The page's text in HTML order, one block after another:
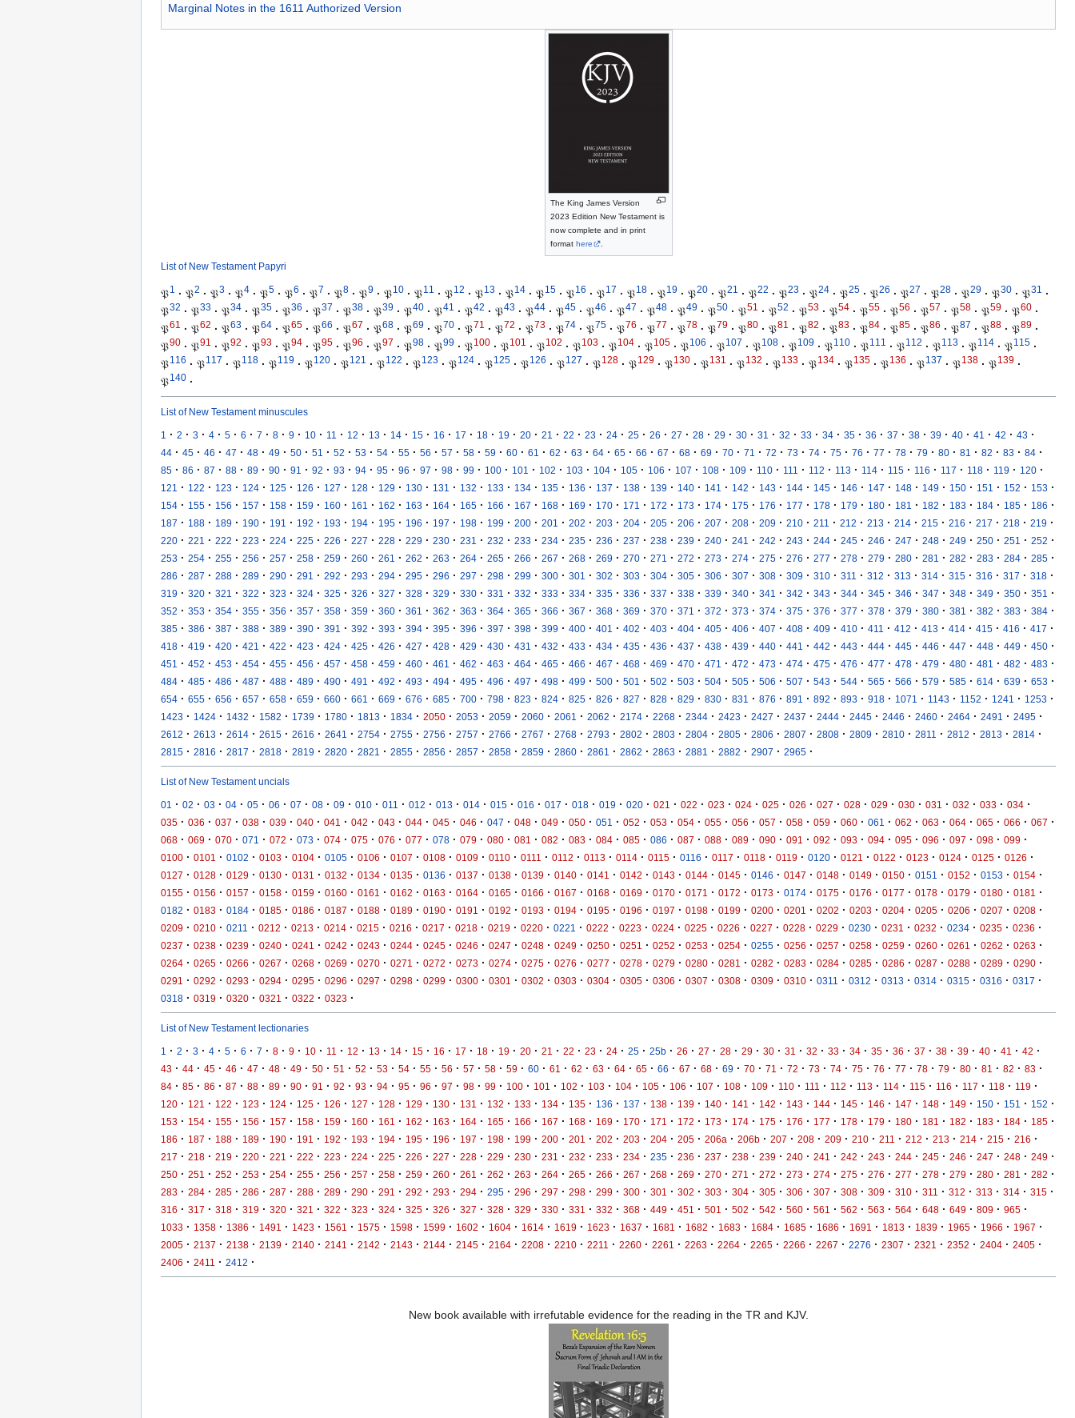
Marginal Notes in the 1611 Authorized Version
The King James Version
2023 Edition New Testament is
now complete and in print
format here .
List of New Testament Papyri
𝔓1 · 𝔓2 · 𝔓3 · 𝔓4 · 𝔓5 · 𝔓6 · 𝔓7 · 𝔓8 · 𝔓9 · 𝔓10 · 𝔓11 · 𝔓12 · 𝔓13 · 𝔓14 · 𝔓15 · 𝔓16 · 𝔓17 · 𝔓18 · 𝔓19 · 𝔓20 · 𝔓21 · 𝔓22 · 𝔓23 · 𝔓24 · 𝔓25 · 𝔓26 · 𝔓27 · 𝔓28 · 𝔓29 · 𝔓30 · 𝔓31
·
𝔓32 · 𝔓33 · 𝔓34 · 𝔓35 · 𝔓36 · 𝔓37 · 𝔓38 · 𝔓39 · 𝔓40 · 𝔓41 · 𝔓42 · 𝔓43 · 𝔓44 · 𝔓45 · 𝔓46 · 𝔓47 · 𝔓48 · 𝔓49 · 𝔓50 · 𝔓51 · 𝔓52 · 𝔓53 · 𝔓54 · 𝔓55 · 𝔓56 · 𝔓57 · 𝔓58 · 𝔓59 · 𝔓60 ·
𝔓61 · 𝔓62 · 𝔓63 · 𝔓64 · 𝔓65 · 𝔓66 · 𝔓67 · 𝔓68 · 𝔓69 · 𝔓70 · 𝔓71 · 𝔓72 · 𝔓73 · 𝔓74 · 𝔓75 · 𝔓76 · 𝔓77 · 𝔓78 · 𝔓79 · 𝔓80 · 𝔓81 · 𝔓82 · 𝔓83 · 𝔓84 · 𝔓85 · 𝔓86 · 𝔓87 · 𝔓88 · 𝔓89 ·
𝔓90 · 𝔓91 · 𝔓92 · 𝔓93 · 𝔓94 · 𝔓95 · 𝔓96 · 𝔓97 · 𝔓98 · 𝔓99 · 𝔓100 · 𝔓101 · 𝔓102 · 𝔓103 · 𝔓104 · 𝔓105 · 𝔓106 · 𝔓107 · 𝔓108 · 𝔓109 · 𝔓110 · 𝔓111 · 𝔓112 · 𝔓113 · 𝔓114 · 𝔓115 ·
𝔓116 · 𝔓117 · 𝔓118 · 𝔓119 · 𝔓120 · 𝔓121 · 𝔓122 · 𝔓123 · 𝔓124 · 𝔓125 · 𝔓126 · 𝔓127 · 𝔓128 · 𝔓129 · 𝔓130 · 𝔓131 · 𝔓132 · 𝔓133 · 𝔓134 · 𝔓135 · 𝔓136 · 𝔓137 · 𝔓138 · 𝔓139 ·
𝔓140 ·
List of New Testament minuscules
1 · 2 · 3 · 4 · 5 · 6 · 7 · 8 · 9 · 10 · 11 · 12 · 13 · 14 · 15 · 16 · 17 · 18 · 19 · 20 · 21 · 22 · 23 · 24 · 25 · 26 · 27 · 28 · 29 · 30 · 31 · 32 · 33 · 34 · 35 · 36 · 37 · 38 · 39 · 40 · 41 · 42 · 43 ·
44 · 45 · 46 · 47 · 48 · 49 · 50 · 51 · 52 · 53 · 54 · 55 · 56 · 57 · 58 · 59 · 60 · 61 · 62 · 63 · 64 · 65 · 66 · 67 · 68 · 69 · 70 · 71 · 72 · 73 · 74 · 75 · 76 · 77 · 78 · 79 · 80 · 81 · 82 · 83 · 84 ·
85 · 86 · 87 · 88 · 89 · 90 · 91 · 92 · 93 · 94 · 95 · 96 · 97 · 98 · 99 · 100 · 101 · 102 · 103 · 104 · 105 · 106 · 107 · 108 · 109 · 110 · 111 · 112 · 113 · 114 · 115 · 116 · 117 · 118 · 119 · 120 ·
121 · 122 · 123 · 124 · 125 · 126 · 127 · 128 · 129 · 130 · 131 · 132 · 133 · 134 · 135 · 136 · 137 · 138 · 139 · 140 · 141 · 142 · 143 · 144 · 145 · 146 · 147 · 148 · 149 · 150 · 151 · 152 · 153 ·
154 · 155 · 156 · 157 · 158 · 159 · 160 · 161 · 162 · 163 · 164 · 165 · 166 · 167 · 168 · 169 · 170 · 171 · 172 · 173 · 174 · 175 · 176 · 177 · 178 · 179 · 180 · 181 · 182 · 183 · 184 · 185 · 186 ·
187 · 188 · 189 · 190 · 191 · 192 · 193 · 194 · 195 · 196 · 197 · 198 · 199 · 200 · 201 · 202 · 203 · 204 · 205 · 206 · 207 · 208 · 209 · 210 · 211 · 212 · 213 · 214 · 215 · 216 · 217 · 218 · 219 ·
220 · 221 · 222 · 223 · 224 · 225 · 226 · 227 · 228 · 229 · 230 · 231 · 232 · 233 · 234 · 235 · 236 · 237 · 238 · 239 · 240 · 241 · 242 · 243 · 244 · 245 · 246 · 247 · 248 · 249 · 250 · 251 · 252 ·
253 · 254 · 255 · 256 · 257 · 258 · 259 · 260 · 261 · 262 · 263 · 264 · 265 · 266 · 267 · 268 · 269 · 270 · 271 · 272 · 273 · 274 · 275 · 276 · 277 · 278 · 279 · 280 · 281 · 282 · 283 · 284 · 285 ·
286 · 287 · 288 · 289 · 290 · 291 · 292 · 293 · 294 · 295 · 296 · 297 · 298 · 299 · 300 · 301 · 302 · 303 · 304 · 305 · 306 · 307 · 308 · 309 · 310 · 311 · 312 · 313 · 314 · 315 · 316 · 317 · 318 ·
319 · 320 · 321 · 322 · 323 · 324 · 325 · 326 · 327 · 328 · 329 · 330 · 331 · 332 · 333 · 334 · 335 · 336 · 337 · 338 · 339 · 340 · 341 · 342 · 343 · 344 · 345 · 346 · 347 · 348 · 349 · 350 · 351 ·
352 · 353 · 354 · 355 · 356 · 357 · 358 · 359 · 360 · 361 · 362 · 363 · 364 · 365 · 366 · 367 · 368 · 369 · 370 · 371 · 372 · 373 · 374 · 375 · 376 · 377 · 378 · 379 · 380 · 381 · 382 · 383 · 384 ·
385 · 386 · 387 · 388 · 389 · 390 · 391 · 392 · 393 · 394 · 395 · 396 · 397 · 398 · 399 · 400 · 401 · 402 · 403 · 404 · 405 · 406 · 407 · 408 · 409 · 410 · 411 · 412 · 413 · 414 · 415 · 416 · 417 ·
418 · 419 · 420 · 421 · 422 · 423 · 424 · 425 · 426 · 427 · 428 · 429 · 430 · 431 · 432 · 433 · 434 · 435 · 436 · 437 · 438 · 439 · 440 · 441 · 442 · 443 · 444 · 445 · 446 · 447 · 448 · 449 · 450 ·
451 · 452 · 453 · 454 · 455 · 456 · 457 · 458 · 459 · 460 · 461 · 462 · 463 · 464 · 465 · 466 · 467 · 468 · 469 · 470 · 471 · 472 · 473 · 474 · 475 · 476 · 477 · 478 · 479 · 480 · 481 · 482 · 483 ·
484 · 485 · 486 · 487 · 488 · 489 · 490 · 491 · 492 · 493 · 494 · 495 · 496 · 497 · 498 · 499 · 500 · 501 · 502 · 503 · 504 · 505 · 506 · 507 · 543 · 544 · 565 · 566 · 579 · 585 · 614 · 639 · 653 ·
654 · 655 · 656 · 657 · 658 · 659 · 660 · 661 · 669 · 676 · 685 · 700 · 798 · 823 · 824 · 825 · 826 · 827 · 828 · 829 · 830 · 831 · 876 · 891 · 892 · 893 · 918 · 1071 · 1143 · 1152 · 1241 · 1253 ·
1423 · 1424 · 1432 · 1582 · 1739 · 1780 · 1813 · 1834 · 2050 · 2053 · 2059 · 2060 · 2061 · 2062 · 2174 · 2268 · 2344 · 2423 · 2427 · 2437 · 2444 · 2445 · 2446 · 2460 · 2464 · 2491 · 2495 ·
2612 · 2613 · 2614 · 2615 · 2616 · 2641 · 2754 · 2755 · 2756 · 2757 · 2766 · 2767 · 2768 · 2793 · 2802 · 2803 · 2804 · 2805 · 2806 · 2807 · 2808 · 2809 · 2810 · 2811 · 2812 · 2813 · 2814 ·
2815 · 2816 · 2817 · 2818 · 2819 · 2820 · 2821 · 2855 · 2856 · 2857 · 2858 · 2859 · 2860 · 2861 · 2862 · 2863 · 2881 · 2882 · 2907 · 2965 ·
List of New Testament uncials
01 · 02 · 03 · 04 · 05 · 06 · 07 · 08 · 09 · 010 · 011 · 012 · 013 · 014 · 015 · 016 · 017 · 018 · 019 · 020 · 021 · 022 · 023 · 024 · 025 · 026 · 027 · 028 · 029 · 030 · 031 · 032 · 033 · 034 ·
035 · 036 · 037 · 038 · 039 · 040 · 041 · 042 · 043 · 044 · 045 · 046 · 047 · 048 · 049 · 050 · 051 · 052 · 053 · 054 · 055 · 056 · 057 · 058 · 059 · 060 · 061 · 062 · 063 · 064 · 065 · 066 · 067 ·
068 · 069 · 070 · 071 · 072 · 073 · 074 · 075 · 076 · 077 · 078 · 079 · 080 · 081 · 082 · 083 · 084 · 085 · 086 · 087 · 088 · 089 · 090 · 091 · 092 · 093 · 094 · 095 · 096 · 097 · 098 · 099 ·
0100 · 0101 · 0102 · 0103 · 0104 · 0105 · 0106 · 0107 · 0108 · 0109 · 0110 · 0111 · 0112 · 0113 · 0114 · 0115 · 0116 · 0117 · 0118 · 0119 · 0120 · 0121 · 0122 · 0123 · 0124 · 0125 · 0126 ·
0127 · 0128 · 0129 · 0130 · 0131 · 0132 · 0134 · 0135 · 0136 · 0137 · 0138 · 0139 · 0140 · 0141 · 0142 · 0143 · 0144 · 0145 · 0146 · 0147 · 0148 · 0149 · 0150 · 0151 · 0152 · 0153 · 0154 ·
0155 · 0156 · 0157 · 0158 · 0159 · 0160 · 0161 · 0162 · 0163 · 0164 · 0165 · 0166 · 0167 · 0168 · 0169 · 0170 · 0171 · 0172 · 0173 · 0174 · 0175 · 0176 · 0177 · 0178 · 0179 · 0180 · 0181 ·
0182 · 0183 · 0184 · 0185 · 0186 · 0187 · 0188 · 0189 · 0190 · 0191 · 0192 · 0193 · 0194 · 0195 · 0196 · 0197 · 0198 · 0199 · 0200 · 0201 · 0202 · 0203 · 0204 · 0205 · 0206 · 0207 · 0208 ·
0209 · 0210 · 0211 · 0212 · 0213 · 0214 · 0215 · 0216 · 0217 · 0218 · 0219 · 0220 · 0221 · 0222 · 0223 · 0224 · 0225 · 0226 · 0227 · 0228 · 0229 · 0230 · 0231 · 0232 · 0234 · 0235 · 0236 ·
0237 · 0238 · 0239 · 0240 · 0241 · 0242 · 0243 · 0244 · 0245 · 0246 · 0247 · 0248 · 0249 · 0250 · 0251 · 0252 · 0253 · 0254 · 0255 · 0256 · 0257 · 0258 · 0259 · 0260 · 0261 · 0262 · 0263 ·
0264 · 0265 · 0266 · 0267 · 0268 · 0269 · 0270 · 0271 · 0272 · 0273 · 0274 · 0275 · 0276 · 0277 · 0278 · 0279 · 0280 · 0281 · 0282 · 0283 · 0284 · 0285 · 0286 · 0287 · 0288 · 0289 · 0290 ·
0291 · 0292 · 0293 · 0294 · 0295 · 0296 · 0297 · 0298 · 0299 · 0300 · 0301 · 0302 · 0303 · 0304 · 0305 · 0306 · 0307 · 0308 · 0309 · 0310 · 0311 · 0312 · 0313 · 0314 · 0315 · 0316 · 0317 ·
0318 · 0319 · 0320 · 0321 · 0322 · 0323 ·
List of New Testament lectionaries
1 · 2 · 3 · 4 · 5 · 6 · 7 · 8 · 9 · 10 · 11 · 12 · 13 · 14 · 15 · 16 · 17 · 18 · 19 · 20 · 21 · 22 · 23 · 24 · 25 · 25b · 26 · 27 · 28 · 29 · 30 · 31 · 32 · 33 · 34 · 35 · 36 · 37 · 38 · 39 · 40 · 41 · 42 ·
43 · 44 · 45 · 46 · 47 · 48 · 49 · 50 · 51 · 52 · 53 · 54 · 55 · 56 · 57 · 58 · 59 · 60 · 61 · 62 · 63 · 64 · 65 · 66 · 67 · 68 · 69 · 70 · 71 · 72 · 73 · 74 · 75 · 76 · 77 · 78 · 79 · 80 · 81 · 82 · 83 ·
84 · 85 · 86 · 87 · 88 · 89 · 90 · 91 · 92 · 93 · 94 · 95 · 96 · 97 · 98 · 99 · 100 · 101 · 102 · 103 · 104 · 105 · 106 · 107 · 108 · 109 · 110 · 111 · 112 · 113 · 114 · 115 · 116 · 117 · 118 · 119 ·
120 · 121 · 122 · 123 · 124 · 125 · 126 · 127 · 128 · 129 · 130 · 131 · 132 · 133 · 134 · 135 · 136 · 137 · 138 · 139 · 140 · 141 · 142 · 143 · 144 · 145 · 146 · 147 · 148 · 149 · 150 · 151 · 152 ·
153 · 154 · 155 · 156 · 157 · 158 · 159 · 160 · 161 · 162 · 163 · 164 · 165 · 166 · 167 · 168 · 169 · 170 · 171 · 172 · 173 · 174 · 175 · 176 · 177 · 178 · 179 · 180 · 181 · 182 · 183 · 184 · 185 ·
186 · 187 · 188 · 189 · 190 · 191 · 192 · 193 · 194 · 195 · 196 · 197 · 198 · 199 · 200 · 201 · 202 · 203 · 204 · 205 · 206a · 206b · 207 · 208 · 209 · 210 · 211 · 212 · 213 · 214 · 215 · 216 ·
217 · 218 · 219 · 220 · 221 · 222 · 223 · 224 · 225 · 226 · 227 · 228 · 229 · 230 · 231 · 232 · 233 · 234 · 235 · 236 · 237 · 238 · 239 · 240 · 241 · 242 · 243 · 244 · 245 · 246 · 247 · 248 · 249 ·
250 · 251 · 252 · 253 · 254 · 255 · 256 · 257 · 258 · 259 · 260 · 261 · 262 · 263 · 264 · 265 · 266 · 267 · 268 · 269 · 270 · 271 · 272 · 273 · 274 · 275 · 276 · 277 · 278 · 279 · 280 · 281 · 282 ·
283 · 284 · 285 · 286 · 287 · 288 · 289 · 290 · 291 · 292 · 293 · 294 · 295 · 296 · 297 · 298 · 299 · 300 · 301 · 302 · 303 · 304 · 305 · 306 · 307 · 308 · 309 · 310 · 311 · 312 · 313 · 314 · 315 ·
316 · 317 · 318 · 319 · 320 · 321 · 322 · 323 · 324 · 325 · 326 · 327 · 328 · 329 · 330 · 331 · 332 · 368 · 449 · 451 · 501 · 502 · 542 · 560 · 561 · 562 · 563 · 564 · 648 · 649 · 809 · 965 ·
1033 · 1358 · 1386 · 1491 · 1423 · 1561 · 1575 · 1598 · 1599 · 1602 · 1604 · 1614 · 1619 · 1623 · 1637 · 1681 · 1682 · 1683 · 1684 · 1685 · 1686 · 1691 · 1813 · 1839 · 1965 · 1966 · 1967 ·
2005 · 2137 · 2138 · 2139 · 2140 · 2141 · 2142 · 2143 · 2144 · 2145 · 2164 · 2208 · 2210 · 2211 · 2260 · 2261 · 2263 · 2264 · 2265 · 2266 · 2267 · 2276 · 2307 · 2321 · 2352 · 2404 · 2405 ·
2406 · 2411 · 2412 ·
New book available with irrefutable evidence for the reading in the TR and KJV.